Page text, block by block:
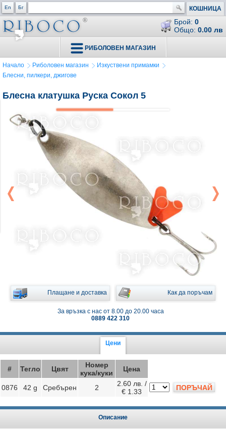
En Бг КОШНИЦА
Брой: 0
Общо: 0.00 лв
РИБОЛОВЕН МАГАЗИН
Начало Риболовен магазин
Изкуствени примамки
Блесни, пилкери, джигове
Блесна клатушка Руска Сокол 5
Плащане и доставка Как да поръчам
За връзка с нас от 8.00 до 20.00 часа
0889 422 310
Цени
# Тегло Цвят
Номер
кука/куки
Цена
0876 42 g Сребърен 2
2.60 лв. /
€ 1.33
ПОРЪЧАЙ
Описание